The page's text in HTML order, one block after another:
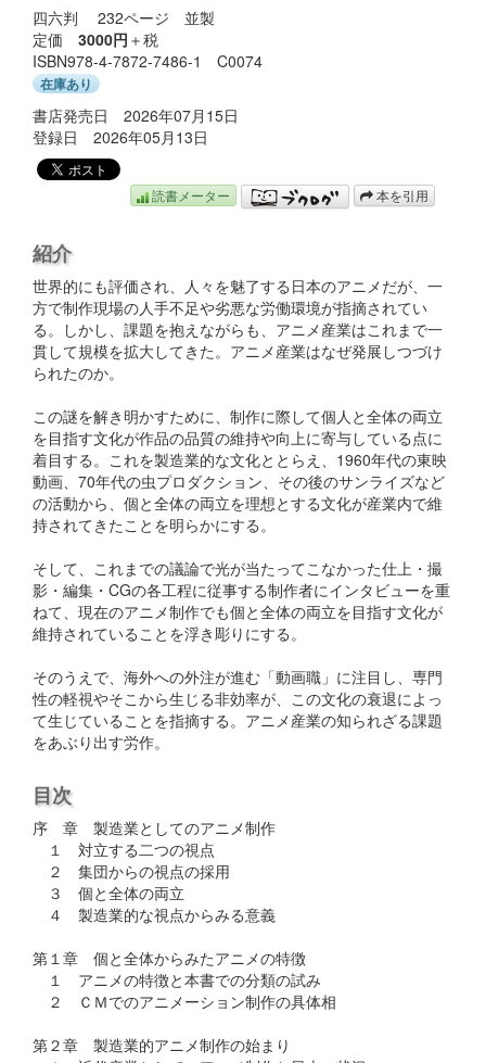
四六判 232ページ 並製
定価 3000円 ＋税
ISBN978-4-7872-7486-1 C0074
在庫あり
書店発売日 2026年07月15日
登録日 2026年05月13日
読書メーター 本を引用
紹介
世界的にも評価され、人々を魅了する日本のアニメだが、一
方で制作現場の人手不足や劣悪な労働環境が指摘されてい
る。しかし、課題を抱えながらも、アニメ産業はこれまで一
貫して規模を拡大してきた。アニメ産業はなぜ発展しつづけ
られたのか。
この謎を解き明かすために、制作に際して個人と全体の両立
を目指す文化が作品の品質の維持や向上に寄与している点に
着目する。これを製造業的な文化ととらえ、1960年代の東映
動画、70年代の虫プロダクション、その後のサンライズなど
の活動から、個と全体の両立を理想とする文化が産業内で維
持されてきたことを明らかにする。
そして、これまでの議論で光が当たってこなかった仕上・撮
影・編集・CGの各工程に従事する制作者にインタビューを重
ねて、現在のアニメ制作でも個と全体の両立を目指す文化が
維持されていることを浮き彫りにする。
そのうえで、海外への外注が進む「動画職」に注目し、専門
性の軽視やそこから生じる非効率が、この文化の衰退によっ
て生じていることを指摘する。アニメ産業の知られざる課題
をあぶり出す労作。
目次
序 章 製造業としてのアニメ制作
１ 対立する二つの視点
２ 集団からの視点の採用
３ 個と全体の両立
４ 製造業的な視点からみる意義
第１章 個と全体からみたアニメの特徴
１ アニメの特徴と本書での分類の試み
２ ＣＭでのアニメーション制作の具体相
第２章 製造業的アニメ制作の始まり